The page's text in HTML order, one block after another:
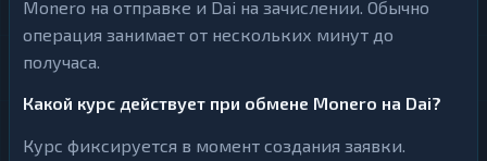
Monero на отправке и Dai на зачислении. Обычно
операция занимает от нескольких минут до
получаса.
Какой курс действует при обмене Monero на Dai?
Курс фиксируется в момент создания заявки.